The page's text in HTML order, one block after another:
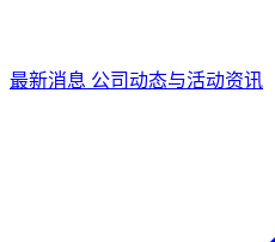
最新消息 公司动态与活动资讯